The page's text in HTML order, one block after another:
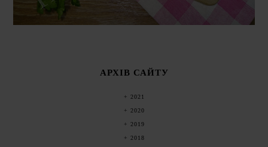
АРХІВ САЙТУ
2021
2020
2019
2018